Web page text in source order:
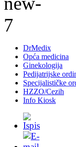
DrMedix
Opća medicina
Ginekologija
Pedijatrijske
Specijalističke
HZZO/Cezih
Info Kiosk